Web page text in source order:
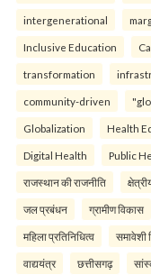
intergenerational
Inclusive Education
transformation
community-driven
Globalization Health
Digital Health Public
राजस्थान की राजनीति
जल प्रबंधन ग्रामीण विकास
महिला प्रतिनिधित्व समावेशी
वाद्ययंत्र छत्तीसगढ़